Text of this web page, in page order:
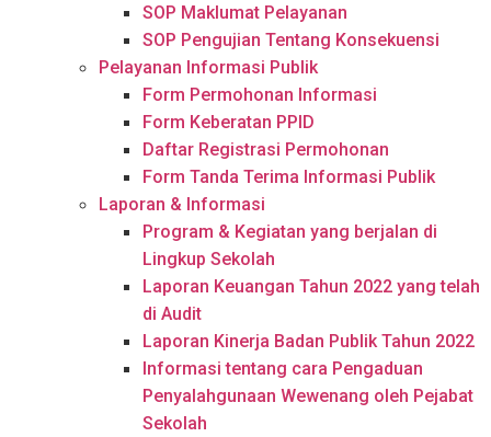
SOP Maklumat Pelayanan
SOP Pengujian Tentang Konsekuensi
Pelayanan Informasi Publik
Form Permohonan Informasi
Form Keberatan PPID
Daftar Registrasi Permohonan
Form Tanda Terima Informasi Publik
Laporan & Informasi
Program & Kegiatan yang berjalan di
Lingkup Sekolah
Laporan Keuangan Tahun 2022 yang telah
di Audit
Laporan Kinerja Badan Publik Tahun 2022
Informasi tentang cara Pengaduan
Penyalahgunaan Wewenang oleh Pejabat
Sekolah